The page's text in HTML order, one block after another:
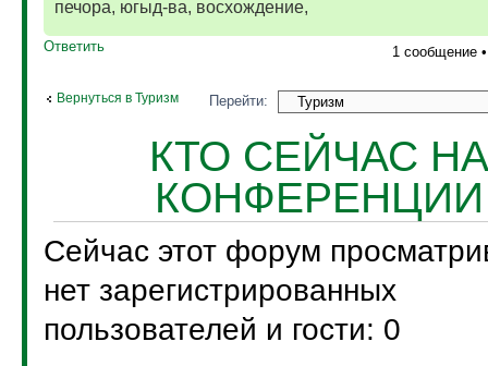
печора, югыд-ва, восхождение,
Ответить 1 сообщение
Вернуться в Туризм Перейти:
КТО СЕЙЧАС
КОНФЕРЕНЦИИ
Сейчас этот форум
нет зарегистрированных
пользователей и гости: 0